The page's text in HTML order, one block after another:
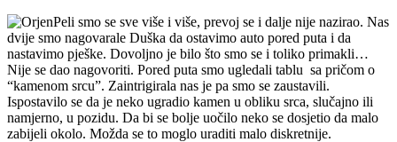
Peli smo se sve više i više, prevoj se i dalje nije nazirao. Nas
dvije smo nagovarale Duška da ostavimo auto pored puta i da
nastavimo pješke. Dovoljno je bilo što smo se i toliko primakli…
Nije se dao nagovoriti. Pored puta smo ugledali tablu sa pričom o
“kamenom srcu”. Zaintrigirala nas je pa smo se zaustavili.
Ispostavilo se da je neko ugradio kamen u obliku srca, slučajno ili
namjerno, u pozidu. Da bi se bolje uočilo neko se dosjetio da malo
zabijeli okolo. Možda se to moglo uraditi malo diskretnije.